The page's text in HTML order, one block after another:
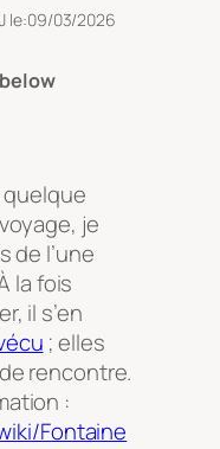
le:09/03/2026
quelque
je
de l’une
la fois
il s’en
; elles
rencontre.
:
Fontaine